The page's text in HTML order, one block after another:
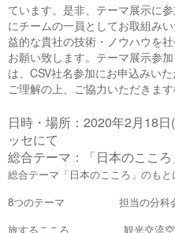
ています。是非、テーマ展示に
にチームの一員としてお取組みい
益的な貴社の技術・ノウハウを
お願い致します。テーマ展示参加
は、 CSV社名参加にお申込みい
ご理解の上、ご協力いただきます
日時・場所： 2020年2月18日(
ッセにて
総合テーマ：
「日本のこころ
総合テーマ「日本のこころ」のも
8つのテーマ 担当の分科会
旅するこころ 観光交流空間